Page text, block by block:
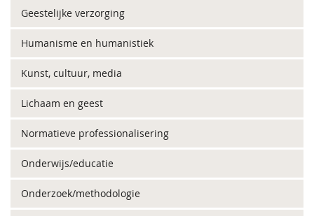
Geestelijke verzorging
Humanisme en humanistiek
Kunst, cultuur, media
Lichaam en geest
Normatieve professionalisering
Onderwijs/educatie
Onderzoek/methodologie